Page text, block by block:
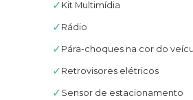
✓ Kit Multimídia
✓ Rádio
✓ Pára-choques na cor do
✓ Retrovisores elétricos
✓ Sensor de estacionamento